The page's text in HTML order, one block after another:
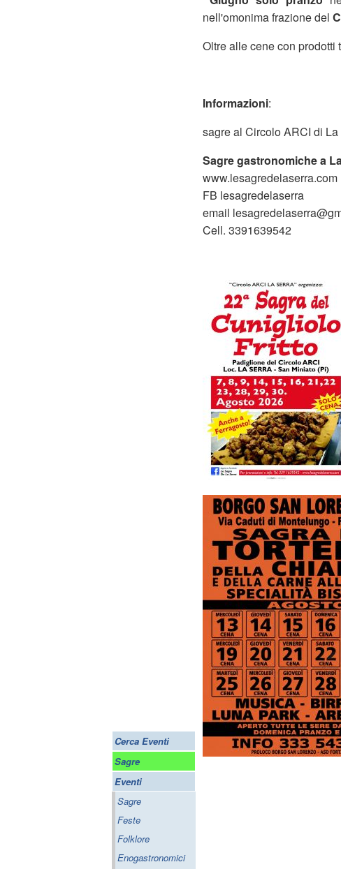
Cerca Eventi
Sagre
Eventi
Sagre
Feste
Folklore
Enogastronomici
nell'omonima frazione del
Oltre alle cene con
Informazioni:
sagre al Circolo ARCI di
Sagre gastronomiche a
www.lesagredelaserra.com
FB lesagredelaserra
email
Cell. 3391639542